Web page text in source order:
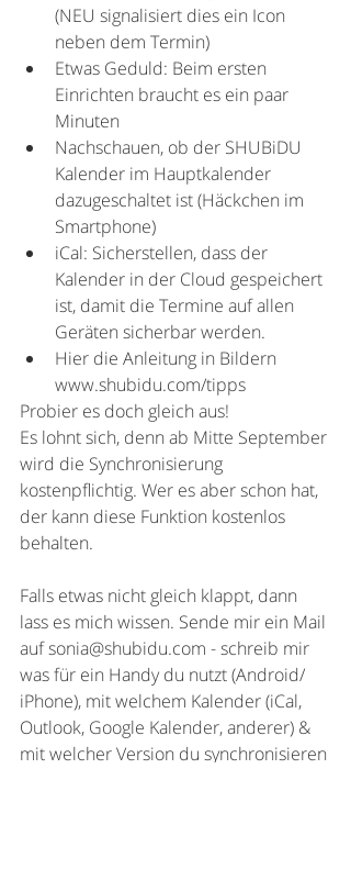
(NEU signalisiert dies ein Icon
neben dem Termin)
Etwas Geduld: Beim ersten
Einrichten braucht es ein paar
Minuten
Nachschauen, ob der SHUBiDU
Kalender im Hauptkalender
dazugeschaltet ist (Häckchen im
Smartphone)
iCal: Sicherstellen, dass der
Kalender in der Cloud gespeichert
ist, damit die Termine auf allen
Geräten sicherbar werden.
Hier die Anleitung in Bildern
www.shubidu.com/tipps
Probier es doch gleich aus!
Es lohnt sich, denn ab Mitte September
wird die Synchronisierung
kostenpflichtig. Wer es aber schon hat,
der kann diese Funktion kostenlos
behalten.
Falls etwas nicht gleich klappt, dann
lass es mich wissen. Sende mir ein Mail
auf sonia@shubidu.com - schreib mir
was für ein Handy du nutzt (Android/
iPhone), mit welchem Kalender (iCal,
Outlook, Google Kalender, anderer) &
mit welcher Version du synchronisieren